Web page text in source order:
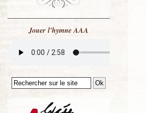
Jouer l'hymne AAA